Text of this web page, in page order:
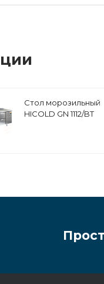
Стол морозильный
HICOLD GN 1112/BT